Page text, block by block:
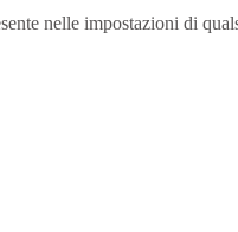
nelle impostazioni di